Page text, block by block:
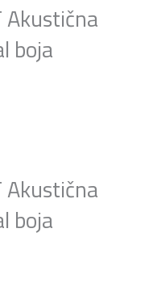
boja
boja